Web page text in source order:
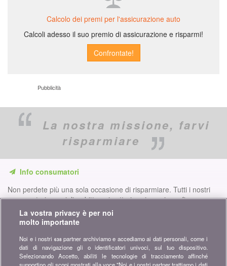
Calcolo dei premi per l'assicurazione auto
Calcoli adesso il suo premio di assicurazione e risparmi!
Pubblicità
La nostra missione, farvi
risparmiare
Info consumatori
Non perdete più una sola occasione di risparmiare. Tutti i nostri
comparatori, consigli e dritte nei settori assicurazione, finanze,
prodotti di consumo e molto altro ancora per voi...
Iscriversi alla nostra newsletter
Unitevi alla community
La vostra privacy è per noi
molto importante
Noi e i nostri 638 partner archiviamo e accediamo ai dati personali, come i
dati di navigazione gli o identificatori univoci, sul tuo dispositivo.
Selezionando Accetto, abiliti le tecnologie di tracciamento affinché